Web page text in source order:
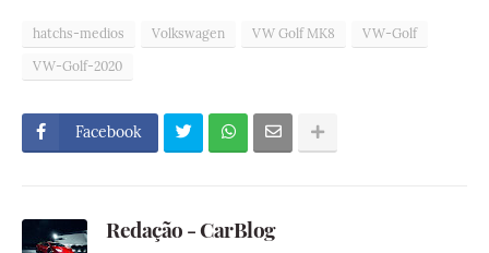
hatchs-medios Volkswagen VW Golf MK8
VW-Golf
VW-Golf-2020
Facebook
Redação - CarBlog